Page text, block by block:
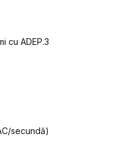
cu ADEP.3
secundă)